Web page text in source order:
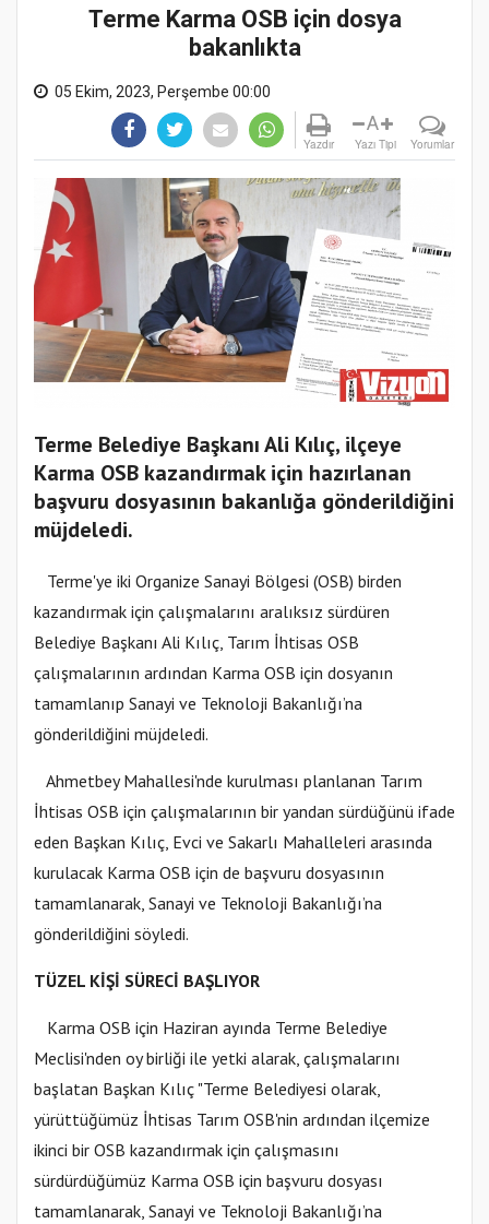
Terme Karma OSB için dosya
bakanlıkta
05 Ekim, 2023, Perşembe 00:00
Yazdır
A
Yazı Tipi Yorumlar
Terme Belediye Başkanı Ali Kılıç, ilçeye
Karma OSB kazandırmak için hazırlanan
başvuru dosyasının bakanlığa gönderildiğini
müjdeledi.
Terme'ye iki Organize Sanayi Bölgesi (OSB) birden
kazandırmak için çalışmalarını aralıksız sürdüren
Belediye Başkanı Ali Kılıç, Tarım İhtisas OSB
çalışmalarının ardından Karma OSB için dosyanın
tamamlanıp Sanayi ve Teknoloji Bakanlığı’na
gönderildiğini müjdeledi.
Ahmetbey Mahallesi'nde kurulması planlanan Tarım
İhtisas OSB için çalışmalarının bir yandan sürdüğünü ifade
eden Başkan Kılıç, Evci ve Sakarlı Mahalleleri arasında
kurulacak Karma OSB için de başvuru dosyasının
tamamlanarak, Sanayi ve Teknoloji Bakanlığı’na
gönderildiğini söyledi.
TÜZEL KİŞİ SÜRECİ BAŞLIYOR
Karma OSB için Haziran ayında Terme Belediye
Meclisi'nden oy birliği ile yetki alarak, çalışmalarını
başlatan Başkan Kılıç "Terme Belediyesi olarak,
yürüttüğümüz İhtisas Tarım OSB'nin ardından ilçemize
ikinci bir OSB kazandırmak için çalışmasını
sürdürdüğümüz Karma OSB için başvuru dosyası
tamamlanarak, Sanayi ve Teknoloji Bakanlığı’na